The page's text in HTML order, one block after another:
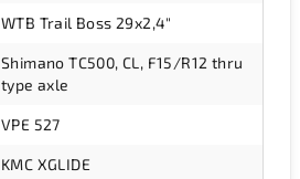
WTB Trail Boss 29x2,4"
Shimano TC500, CL, F15/R12 thru
type axle
VPE 527
KMC XGLIDE